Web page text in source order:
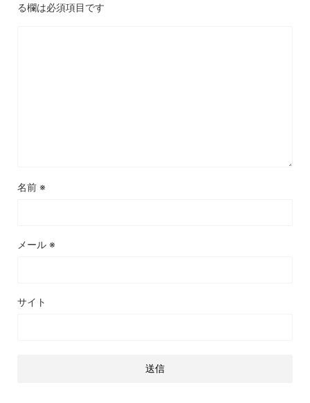
る欄は必須項目です
名前 ※
メール ※
サイト